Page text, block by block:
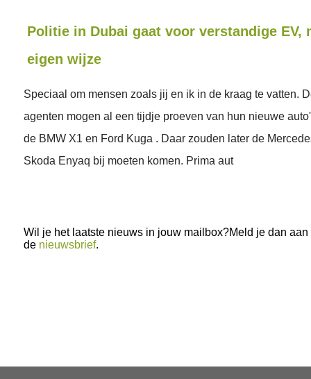
Politie in Dubai gaat voor verstandige EV,
eigen wijze
Speciaal om mensen zoals jij en ik in de kraag te vatten.
agenten mogen al een tijdje proeven van hun nieuwe
de BMW X1 en Ford Kuga . Daar zouden later de
Skoda Enyaq bij moeten komen. Prima aut
Wil je het laatste nieuws in jouw mailbox?Meld je dan aan
de nieuwsbrief.